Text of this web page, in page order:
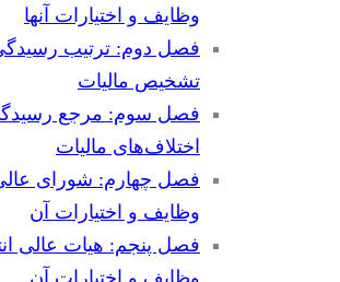
وظایف و اختیارات آنها
فصل دوم: ترتیب
تشخیص مالیات
فصل سوم: مرجع
اختلاف‌های مالیات
فصل چهارم: شورای عالی
وظایف و اختیارات آن
فصل پنجم: هیات عالی
وظایف و اختیارات آن